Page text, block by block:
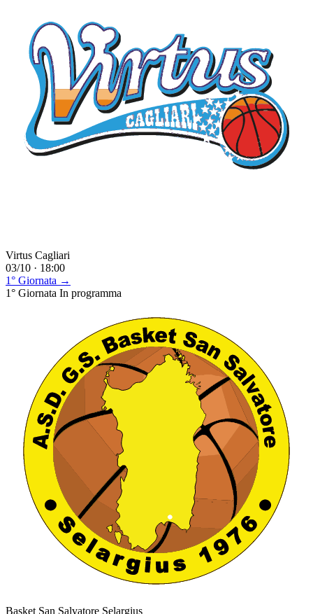
Virtus Cagliari
03/10 · 18:00
1° Giornata →
1° Giornata In programma
Basket San Salvatore Selargius